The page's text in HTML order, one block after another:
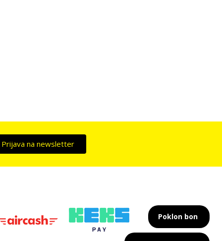
Prijava na newsletter
Poklon bon